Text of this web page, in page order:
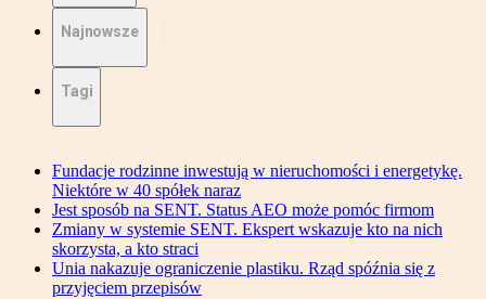
Najnowsze
Tagi
Fundacje rodzinne inwestują w nieruchomości i energetykę.
Niektóre w 40 spółek naraz
Jest sposób na SENT. Status AEO może pomóc firmom
Zmiany w systemie SENT. Ekspert wskazuje kto na nich
skorzysta, a kto straci
Unia nakazuje ograniczenie plastiku. Rząd spóźnia się z
przyjęciem przepisów